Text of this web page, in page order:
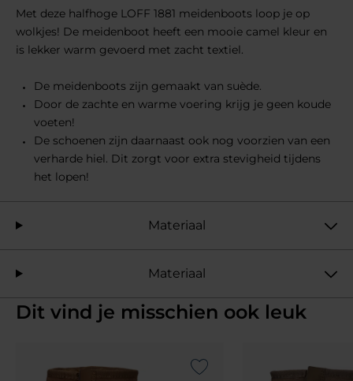
Met deze halfhoge LOFF 1881 meidenboots loop je op
wolkjes! De meidenboot heeft een mooie camel kleur en
is lekker warm gevoerd met zacht textiel.
De meidenboots zijn gemaakt van suède.
Door de zachte en warme voering krijg je geen koude
voeten!
De schoenen zijn daarnaast ook nog voorzien van een
verharde hiel. Dit zorgt voor extra stevigheid tijdens
het lopen!
Materiaal
Materiaal
Dit vind je misschien ook leuk
Add to Wishlist